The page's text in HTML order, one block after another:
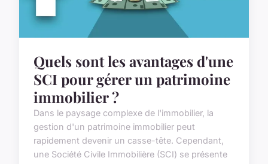
Quels sont les avantages d'une
SCI pour gérer un patrimoine
immobilier ?
Dans le paysage complexe de l'immobilier, la
gestion d'un patrimoine immobilier peut
rapidement devenir un casse-tête. Cependant,
une Société Civile Immobilière (SCI) se présente